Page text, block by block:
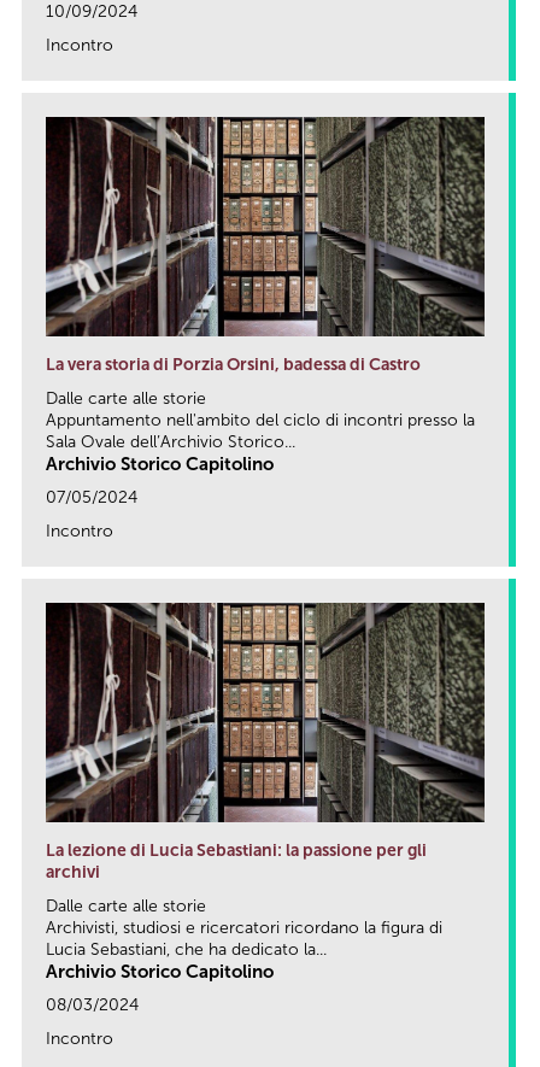
10/09/2024
Incontro
La vera storia di Porzia Orsini, badessa di Castro
Dalle carte alle storie
Appuntamento nell'ambito del ciclo di incontri presso la
Sala Ovale dell’Archivio Storico...
Archivio Storico Capitolino
07/05/2024
Incontro
La lezione di Lucia Sebastiani: la passione per gli
archivi
Dalle carte alle storie
Archivisti, studiosi e ricercatori ricordano la figura di
Lucia Sebastiani, che ha dedicato la...
Archivio Storico Capitolino
08/03/2024
Incontro